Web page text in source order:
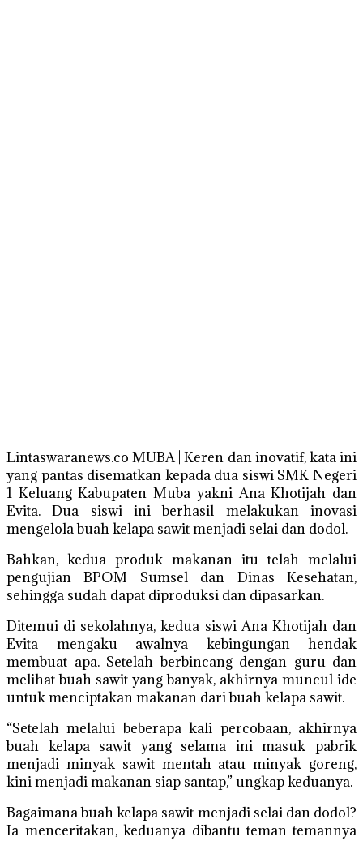
Lintaswaranews.co MUBA | Keren dan inovatif, kata ini
yang pantas disematkan kepada dua siswi SMK Negeri
1 Keluang Kabupaten Muba yakni Ana Khotijah dan
Evita. Dua siswi ini berhasil melakukan inovasi
mengelola buah kelapa sawit menjadi selai dan dodol.
Bahkan, kedua produk makanan itu telah melalui
pengujian BPOM Sumsel dan Dinas Kesehatan,
sehingga sudah dapat diproduksi dan dipasarkan.
Ditemui di sekolahnya, kedua siswi Ana Khotijah dan
Evita mengaku awalnya kebingungan hendak
membuat apa. Setelah berbincang dengan guru dan
melihat buah sawit yang banyak, akhirnya muncul ide
untuk menciptakan makanan dari buah kelapa sawit.
“Setelah melalui beberapa kali percobaan, akhirnya
buah kelapa sawit yang selama ini masuk pabrik
menjadi minyak sawit mentah atau minyak goreng,
kini menjadi makanan siap santap,” ungkap keduanya.
Bagaimana buah kelapa sawit menjadi selai dan dodol?
Ia menceritakan, keduanya dibantu teman-temannya